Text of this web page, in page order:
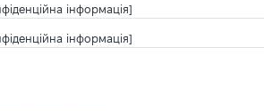
інформація]
інформація]